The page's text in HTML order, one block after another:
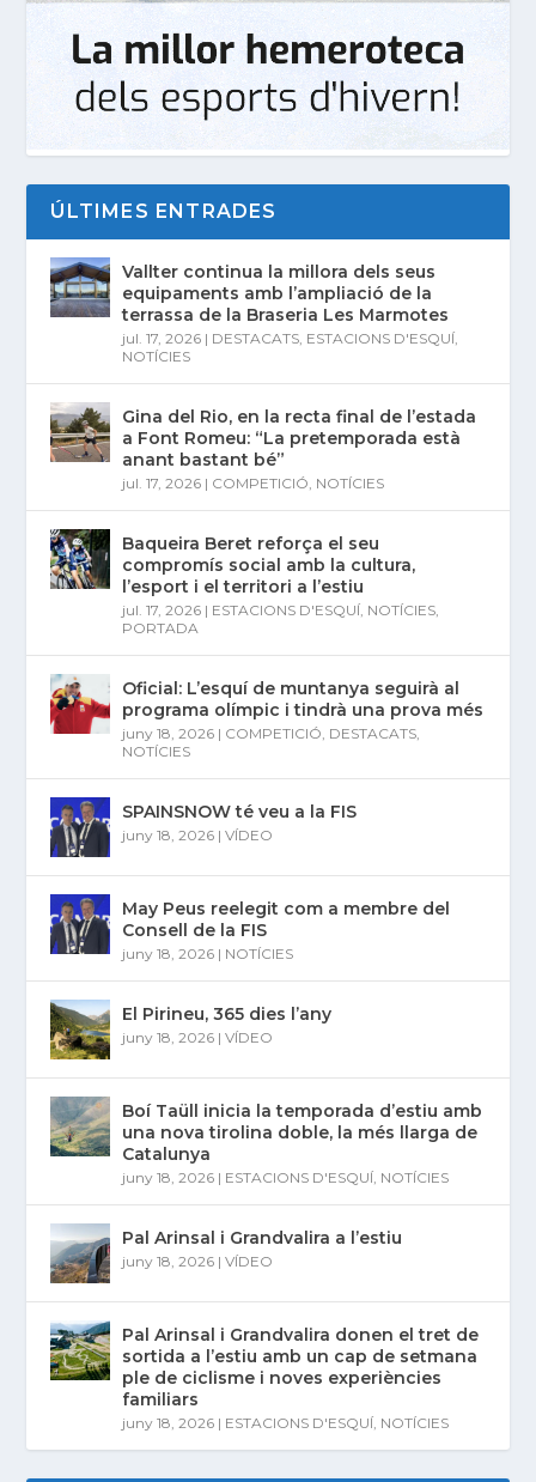
ÚLTIMES ENTRADES
Vallter continua la millora dels seus
equipaments amb l’ampliació de la
terrassa de la Braseria Les Marmotes
jul. 17, 2026 | DESTACATS ESTACIONS D'ESQUÍ
NOTÍCIES
Gina del Rio, en la recta final de l’estada
a Font Romeu: “La pretemporada està
anant bastant bé”
jul. 17, 2026 | COMPETICIÓ NOTÍCIES
Baqueira Beret reforça el seu
compromís social amb la cultura,
l’esport i el territori a l’estiu
jul. 17, 2026 | ESTACIONS D'ESQUÍ NOTÍCIES
PORTADA
Oficial: L’esquí de muntanya seguirà al
programa olímpic i tindrà una prova més
juny 18, 2026 | COMPETICIÓ DESTACATS
NOTÍCIES
SPAINSNOW té veu a la FIS
juny 18, 2026 |VÍDEO
May Peus reelegit com a membre del
Consell de la FIS
juny 18, 2026 | NOTÍCIES
El Pirineu, 365 dies l’any
juny 18, 2026 |VÍDEO
Boí Taüll inicia la temporada d’estiu amb
una nova tirolina doble, la més llarga de
Catalunya
juny 18, 2026 | ESTACIONS D'ESQUÍ NOTÍCIES
Pal Arinsal i Grandvalira a l’estiu
juny 18, 2026 |VÍDEO
Pal Arinsal i Grandvalira donen el tret de
sortida a l’estiu amb un cap de setmana
ple de ciclisme i noves experiències
familiars
juny 18, 2026 | ESTACIONS D'ESQUÍ NOTÍCIES